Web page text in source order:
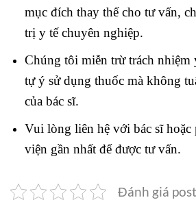
mục đích thay thế cho tư vấn,
trị y tế chuyên nghiệp.
Chúng tôi miễn trừ trách nhiệm
tự ý sử dụng thuốc mà không
của bác sĩ.
Vui lòng liên hệ với bác sĩ hoặc
viện gần nhất để được tư vấn.
Đánh giá post